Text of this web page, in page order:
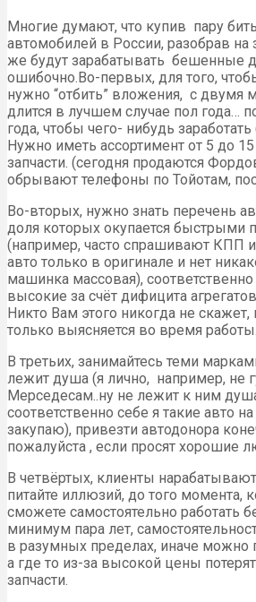
Многие думают, что купив пару
автомобилей в России, разобрав на
же будут зарабатывать бешенные
ошибочно.Во-первых, для того,
нужно “отбить” вложения, с двумя
длится в лучшем случае пол года…
года, чтобы чего- нибудь
Нужно иметь ассортимент от 5 до
запчасти. (сегодня продаются
обрывают телефоны по Тойотам,
Во-вторых, нужно знать перечень
доля которых окупается быстрыми
(например, часто спрашивают КПП
авто только в оригинале и нет
машинка массовая),
высокие за счёт дифицита
Никто Вам этого никогда не скажет,
только выясняется во время работы.
В третьих, занимайтесь теми
лежит душа (я лично, например, не
Мерседесам..ну не лежит к ним
соответственно себе я такие авто на
закупаю), привезти автодонора
пожалуйста , если просят хорошие
В четвёртых, клиенты
питайте иллюзий, до того момента,
сможете самостоятельно работать
минимум пара лет,
в разумных пределах, иначе можно
а где то из-за высокой цены
запчасти.